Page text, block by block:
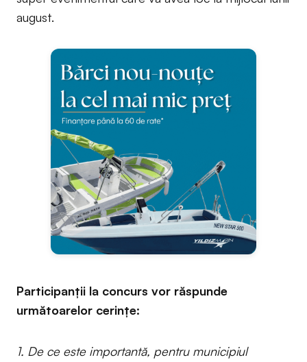
august.
Participanții la concurs vor răspunde
următoarelor cerințe:
1. De ce este importantă, pentru municipiul